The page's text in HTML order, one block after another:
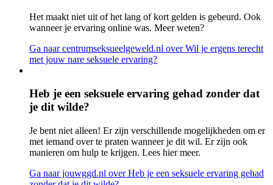
Het maakt niet uit of het lang of kort gelden is gebeurd. Ook
wanneer je ervaring online was. Meer weten?
Ga naar centrumseksueelgeweld.nl over Wil je ergens terecht
met jouw nare seksuele ervaring?
Heb je een seksuele ervaring gehad zonder dat
je dit wilde?
Je bent niet alleen! Er zijn verschillende mogelijkheden om er
met iemand over te praten wanneer je dit wil. Er zijn ook
manieren om hulp te krijgen. Lees hier meer.
Ga naar jouwggd.nl over Heb je een seksuele ervaring gehad